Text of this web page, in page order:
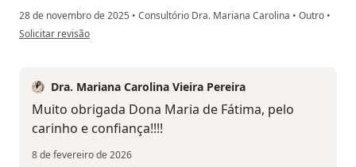
28 de novembro de 2025 • Consultório Dra. Mariana Carolina • Outro •
na opinião do utilizador Maria de Fátima
Solicitar revisão
Dra. Mariana Carolina Vieira Pereira
Muito obrigada Dona Maria de Fátima, pelo
carinho e confiança!!!!
8 de fevereiro de 2026